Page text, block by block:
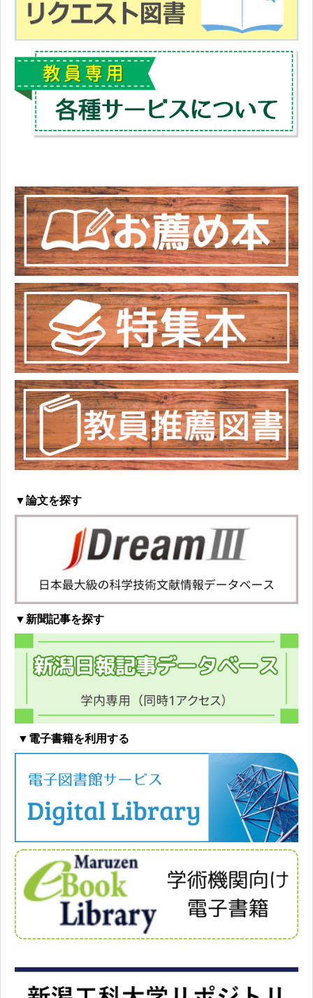
▼論文を探す
▼新聞記事を探す
▼電子書籍を利用する